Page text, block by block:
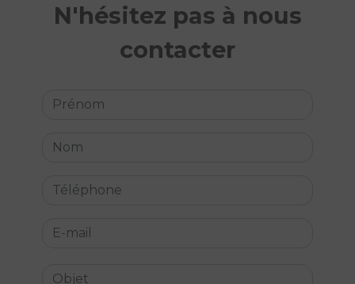
N'hésitez pas à nous
contacter